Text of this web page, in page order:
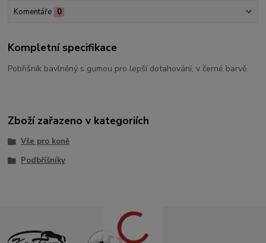
Komentáře 0
Kompletní specifikace
Pobřišník bavlněný s gumou pro lepší dotahování, v černé barvě.
Zboží zařazeno v kategoriích
Vše pro koně
Podbříšníky